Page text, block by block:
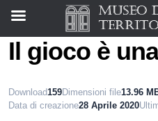
Il gioco è
Download159Dimensioni file13.96
Data di creazione28 Aprile 2020